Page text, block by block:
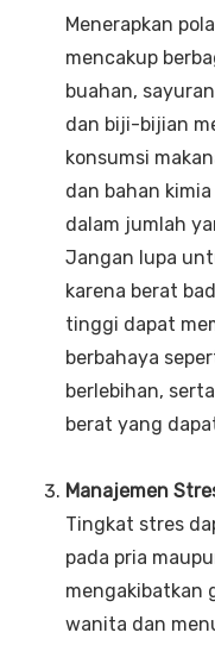
Menerapkan
mencakup
buahan,
dan biji-bijian
konsumsi
dan bahan
dalam jumlah
Jangan lupa
karena berat
tinggi dapat
berbahaya
berlebihan,
berat yang
Manajemen
Tingkat stres
pada pria
mengakibatkan
wanita dan